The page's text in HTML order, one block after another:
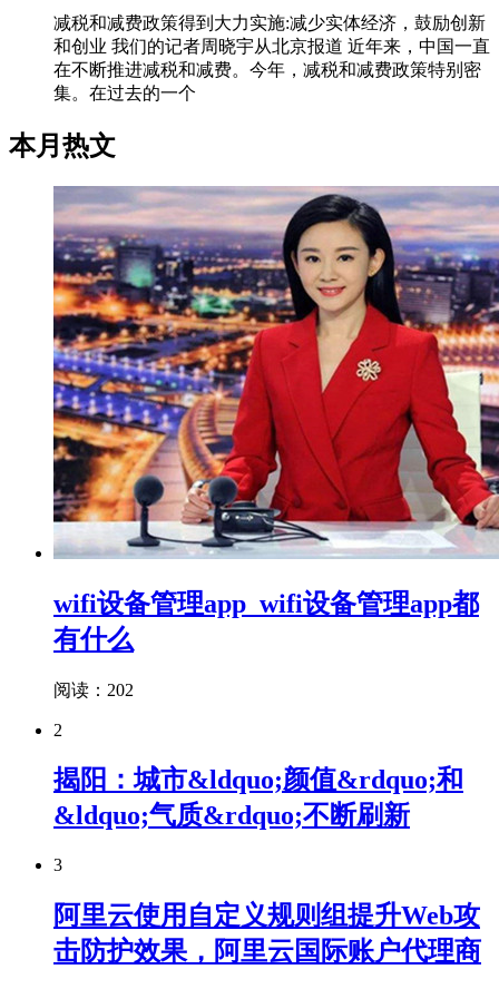
减税和减费政策得到大力实施:减少实体经济，鼓励创新
和创业 我们的记者周晓宇从北京报道 近年来，中国一直
在不断推进减税和减费。今年，减税和减费政策特别密
集。在过去的一个
本月热文
wifi设备管理app_wifi设备管理app都
有什么
阅读：202
2
揭阳：城市&ldquo;颜值&rdquo;和
&ldquo;气质&rdquo;不断刷新
3
阿里云使用自定义规则组提升Web攻
击防护效果，阿里云国际账户代理商